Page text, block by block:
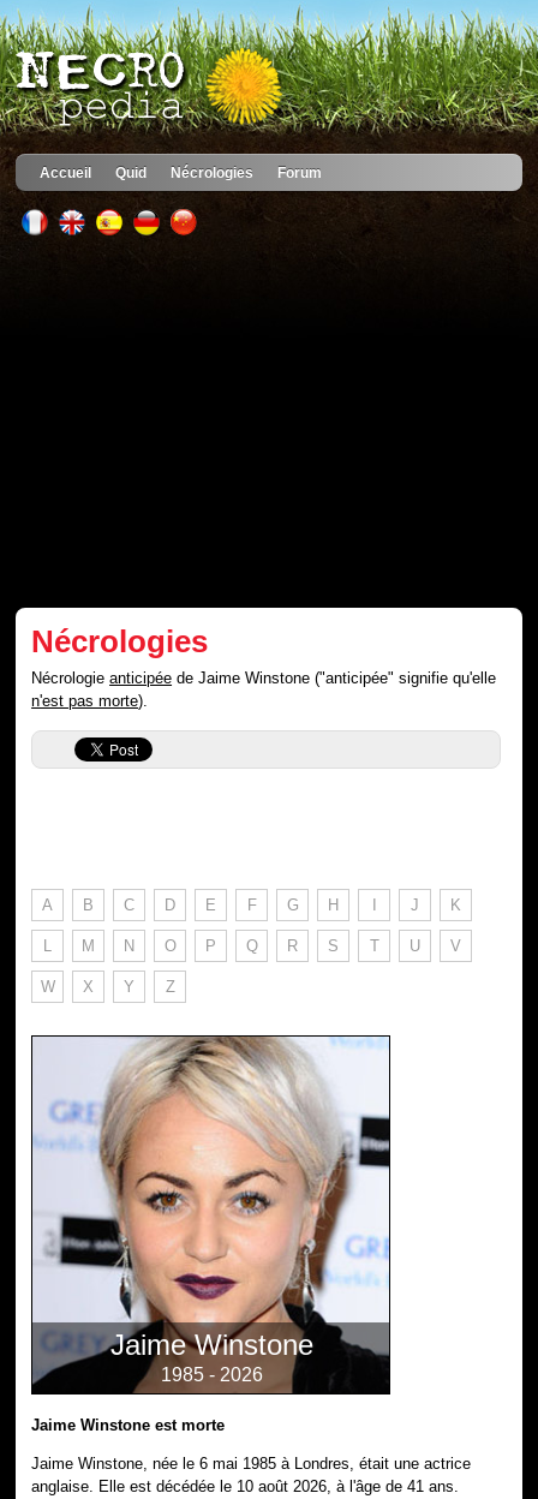
Accueil Quid Nécrologies Forum
Nécrologies
Nécrologieanticipée de Jaime Winstone ("anticipée" signifie qu'elle
n'est pas morte).
A B C D E F G H I J K
L M N O P Q R S T U V
W X Y Z
Jaime Winstone
1985 - 2026
Jaime Winstone est morte
Jaime Winstone, née le 6 mai 1985 à Londres, était une actrice
anglaise. Elle est décédée le 10 août 2026, à l'âge de 41 ans.